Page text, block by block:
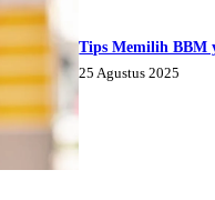
Tips Memilih BBM
25 Agustus 2025